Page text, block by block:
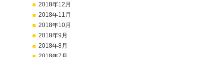
2018年12月
2018年11月
2018年10月
2018年9月
2018年8月